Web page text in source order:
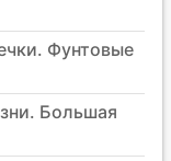
Фунтовые
Большая